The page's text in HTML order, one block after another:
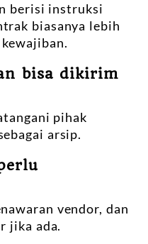
berisi instruksi
biasanya lebih
bisa dikirim
pihak
arsip.
vendor, dan
jika ada.